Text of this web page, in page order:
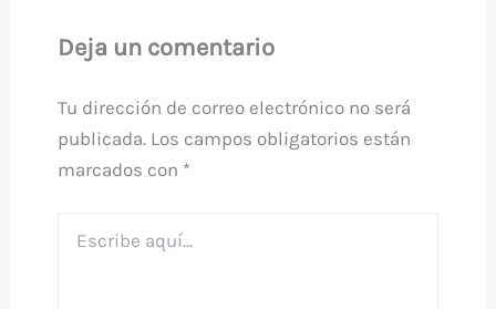
Deja un comentario
Tu dirección de correo electrónico no será
publicada. Los campos obligatorios están
marcados con *
aquí...